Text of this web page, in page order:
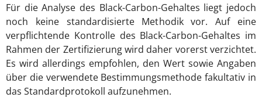
Für die Analyse des Black-Carbon-Gehaltes liegt jedoch
noch keine standardisierte Methodik vor. Auf eine
verpflichtende Kontrolle des Black-Carbon-Gehaltes im
Rahmen der Zertifizierung wird daher vorerst verzichtet.
Es wird allerdings empfohlen, den Wert sowie Angaben
über die verwendete Bestimmungsmethode fakultativ in
das Standardprotokoll aufzunehmen.